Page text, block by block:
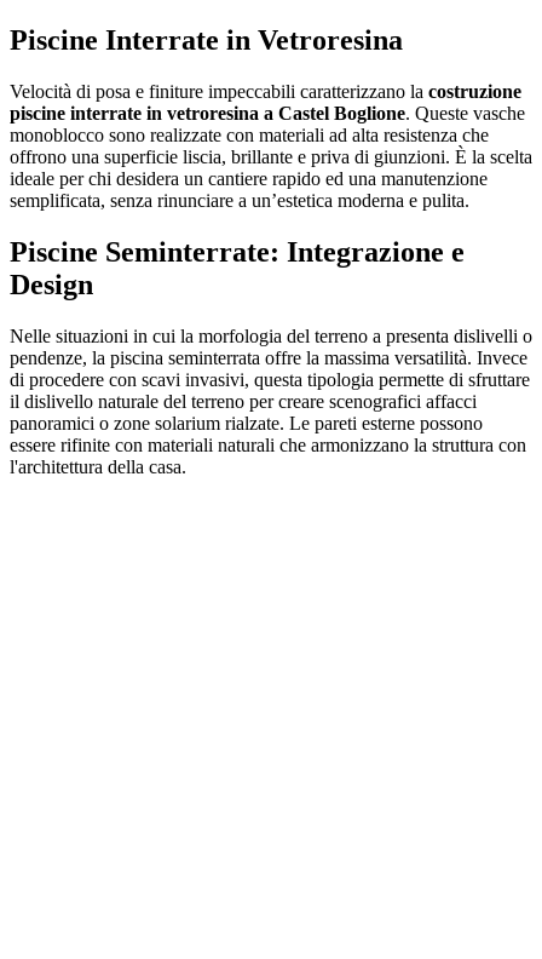
Piscine Interrate in Vetroresina
Velocità di posa e finiture impeccabili caratterizzano la costruzione
piscine interrate in vetroresina a Castel Boglione. Queste vasche
monoblocco sono realizzate con materiali ad alta resistenza che
offrono una superficie liscia, brillante e priva di giunzioni. È la scelta
ideale per chi desidera un cantiere rapido ed una manutenzione
semplificata, senza rinunciare a un’estetica moderna e pulita.
Piscine Seminterrate: Integrazione e
Design
Nelle situazioni in cui la morfologia del terreno a presenta dislivelli o
pendenze, la piscina seminterrata offre la massima versatilità. Invece
di procedere con scavi invasivi, questa tipologia permette di sfruttare
il dislivello naturale del terreno per creare scenografici affacci
panoramici o zone solarium rialzate. Le pareti esterne possono
essere rifinite con materiali naturali che armonizzano la struttura con
l'architettura della casa.